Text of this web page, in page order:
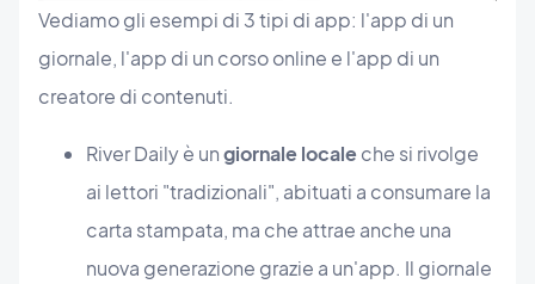
Vediamo gli esempi di 3 tipi di app: l'app di un
giornale, l'app di un corso online e l'app di un
creatore di contenuti.
River Daily è ungiornale localeche si rivolge
ai lettori "tradizionali", abituati a consumare la
carta stampata, ma che attrae anche una
nuova generazione grazie a un'app. Il giornale